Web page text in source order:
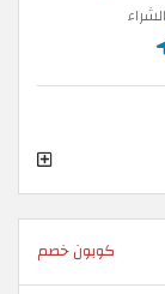
كوبون خصم